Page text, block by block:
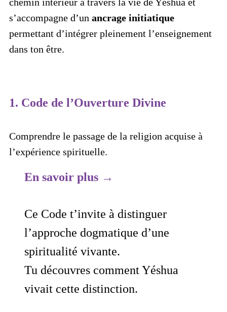
s’accompagne d’un ancrage initiatique
permettant d’intégrer pleinement l’enseignement
dans ton être.
1. Code de l’Ouverture Divine
Comprendre le passage de la religion acquise à
l’expérience spirituelle.
En savoir plus →
Ce Code t’invite à distinguer
l’approche dogmatique d’une
spiritualité vivante.
Tu découvres comment Yéshua
vivait cette distinction.